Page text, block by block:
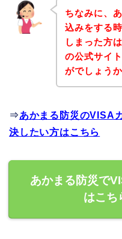
ちなみに、
込みをする
しまった方
の公式サイ
がでしょう
⇒あかまる防災のVISA
決したい方はこちら
あかまる防災で
はこち